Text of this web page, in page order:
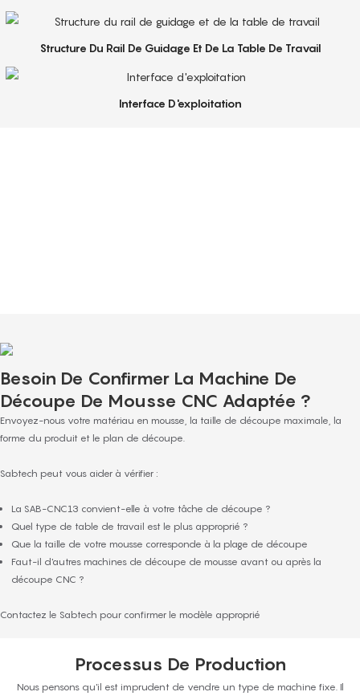
Structure Du Rail De Guidage Et De La Table De Travail
Interface D'exploitation
Besoin De Confirmer La Machine De
Découpe De Mousse CNC Adaptée ?
Envoyez-nous votre matériau en mousse, la taille de découpe maximale, la
forme du produit et le plan de découpe.
Sabtech peut vous aider à vérifier :
La SAB-CNC13 convient-elle à votre tâche de découpe ?
Quel type de table de travail est le plus approprié ?
Que la taille de votre mousse corresponde à la plage de découpe
Faut-il d'autres machines de découpe de mousse avant ou après la
découpe CNC ?
Contactez le Sabtech pour confirmer le modèle approprié
Processus De Production
Nous pensons qu'il est imprudent de vendre un type de machine fixe. Il